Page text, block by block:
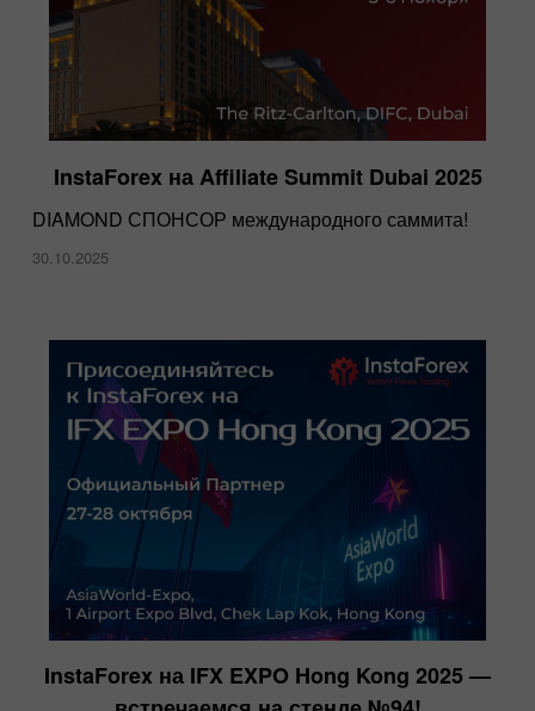
InstaForex на Affiliate Summit Dubai 2025
DIAMOND СПОНСОР международного саммита!
30.10.2025
InstaForex на IFX EXPO Hong Kong 2025 —